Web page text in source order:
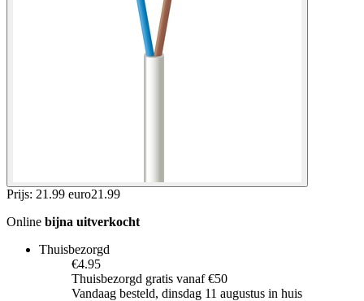
Prijs: 21.99 euro21 .99
Online bijna uitverkocht
Thuisbezorgd
€4.95
Thuisbezorgd gratis vanaf €50
Vandaag besteld, dinsdag 11 augustus in huis